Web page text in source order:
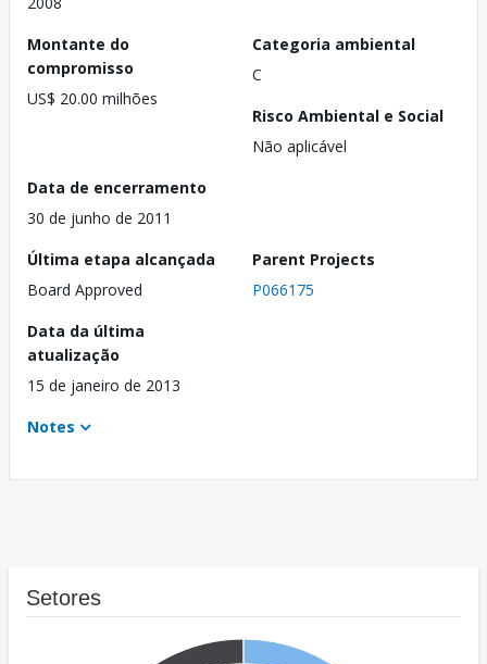
Montante do
compromisso
US$ 20.00 milhões
Categoria ambiental
C
Risco Ambiental e Social
Não aplicável
Data de encerramento
30 de junho de 2011
Última etapa alcançada
Board Approved
Parent Projects
P066175
Data da última
atualização
15 de janeiro de 2013
Notes
Setores